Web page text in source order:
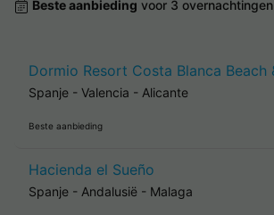
Beste aanbieding voor 3 overnachtingen
Dormio Resort Costa Blanca Beach
Spanje - Valencia - Alicante
Beste aanbieding
Hacienda el Sueño
Spanje - Andalusië - Malaga